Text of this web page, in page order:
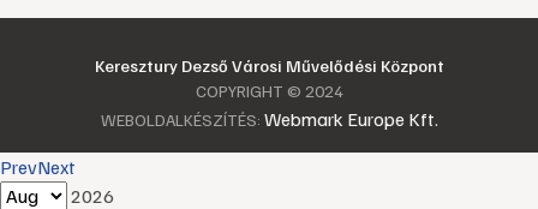
Keresztury Dezső Városi Művelődési Központ
COPYRIGHT © 2024
WEBOLDALKÉSZÍTÉS: Webmark Europe Kft.
PrevNext
2026